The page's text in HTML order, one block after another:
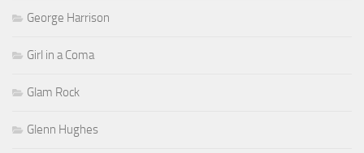
George Harrison
Girl in a Coma
Glam Rock
Glenn Hughes